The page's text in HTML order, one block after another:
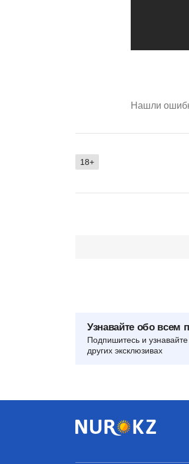
Нашли
18+
Узнавайте обо всем
Подпишитесь и
других эксклюзивах